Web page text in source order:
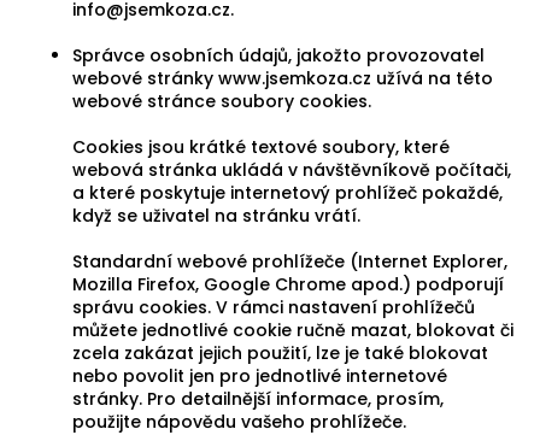
info@jsemkoza.cz.
Správce osobních údajů, jakožto provozovatel
webové stránky www.jsemkoza.cz užívá na této
webové stránce soubory cookies.
Cookies jsou krátké textové soubory, které
webová stránka ukládá v návštěvníkově počítači,
a které poskytuje internetový prohlížeč pokaždé,
když se uživatel na stránku vrátí.
Standardní webové prohlížeče (Internet Explorer,
Mozilla Firefox, Google Chrome apod.) podporují
správu cookies. V rámci nastavení prohlížečů
můžete jednotlivé cookie ručně mazat, blokovat či
zcela zakázat jejich použití, lze je také blokovat
nebo povolit jen pro jednotlivé internetové
stránky. Pro detailnější informace, prosím,
použijte nápovědu vašeho prohlížeče.